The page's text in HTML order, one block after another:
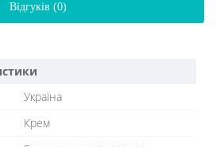
Відгуків (0)
Україна
Крем